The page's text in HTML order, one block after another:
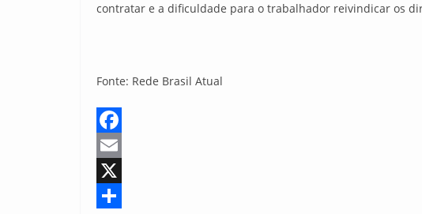
contratar e a dificuldade para o trabalhador reivindicar os
Fonte: Rede Brasil Atual
F
a
c
E
m
X